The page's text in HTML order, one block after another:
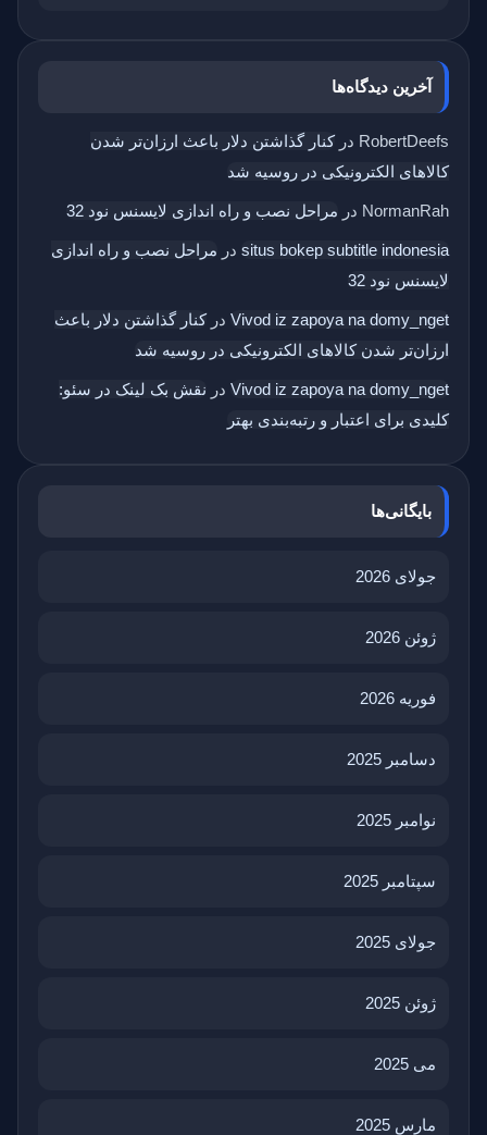
آخرین دیدگاه‌ها
RobertDeefs درکنار گذاشتن دلار باعث ارزان‌تر شدن
کالاهای الکترونیکی در روسیه شد
NormanRah در مراحل نصب و راه اندازی لایسنس نود 32
situs bokep subtitle indonesia در مراحل نصب و راه اندازی
لایسنس نود 32
Vivod iz zapoya na domy_nget درکنار گذاشتن دلار باعث
ارزان‌تر شدن کالاهای الکترونیکی در روسیه شد
Vivod iz zapoya na domy_nget در نقش بک‌ لینک در سئو:
کلیدی برای اعتبار و رتبه‌بندی بهتر
بایگانی‌ها
جولای 2026
ژوئن 2026
فوریه 2026
دسامبر 2025
نوامبر 2025
سپتامبر 2025
جولای 2025
ژوئن 2025
می 2025
مارس 2025